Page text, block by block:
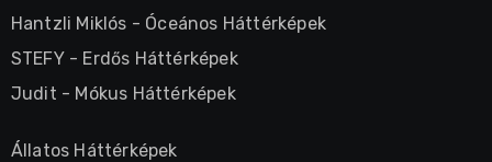
Hantzli Miklós - Óceános Háttérképek
STEFY- Erdős Háttérképek
Judit - Mókus Háttérképek
Állatos Háttérképek